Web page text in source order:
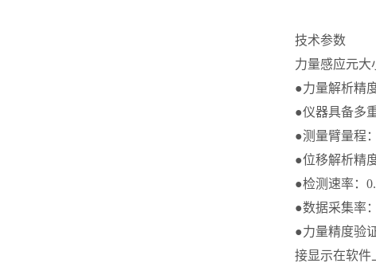
技术参数
力量感应元大
●力量解析精
●仪器具备多
●测量臂量程
●位移解析精
●检测速率：
●数据采集率
●力量精度验
接显示在软件